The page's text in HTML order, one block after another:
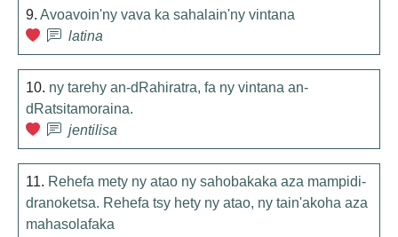
9. Avoavoin'ny vava ka sahalain'ny vintana
latina
10. ny tarehy an-dRahiratra, fa ny vintana an-
dRatsitamoraina.
jentilisa
11. Rehefa mety ny atao ny sahobakaka aza mampidi-
dranoketsa. Rehefa tsy hety ny atao, ny tain'akoha aza
mahasolafaka